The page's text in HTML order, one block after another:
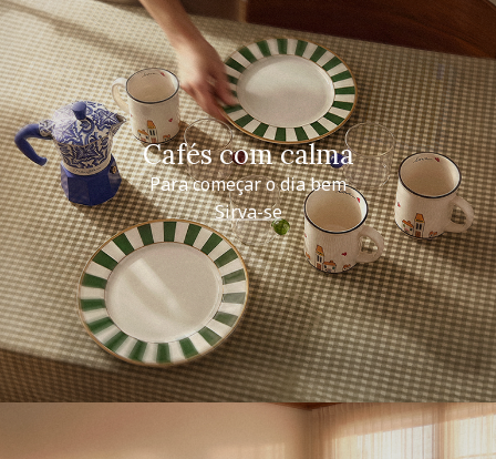
Cafés com calma
Para começar o dia bem
Sirva-se